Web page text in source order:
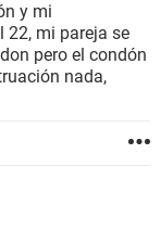
y mi
22, mi pareja se
pero el condón
nada,